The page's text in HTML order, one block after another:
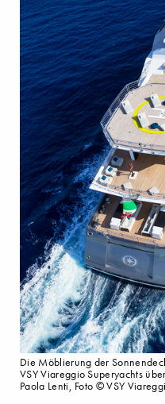
Die Möblierung der
VSY Viareggio Superyachts
Paola Lenti, Foto © VSY